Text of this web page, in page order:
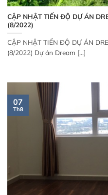
CẬP NHẬT TIẾN ĐỘ DỰ ÁN
(8/2022)
CẬP NHẬT TIẾN ĐỘ DỰ ÁN
(8/2022) Dự án Dream [...]
07
Th8